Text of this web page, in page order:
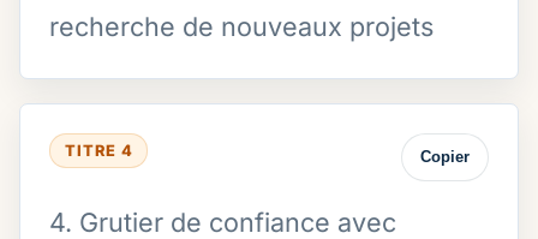
recherche de nouveaux projets
TITRE 4 Copier
4. Grutier de confiance avec